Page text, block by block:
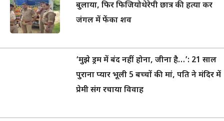
बुलाया, फिर फिजियोथेरेपी छात्र की हत्या कर
जंगल में फेंका शव
‘मुझे ड्रम में बंद नहीं होना, जीना है…’: 21 साल
पुराना प्यार भूली 5 बच्चों की मां, पति ने मंदिर में
प्रेमी संग रचाया विवाह